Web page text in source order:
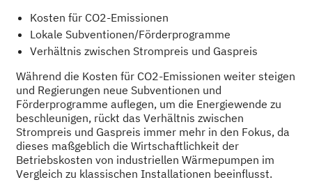
Kosten für CO2-Emissionen
Lokale Subventionen/Förderprogramme
Verhältnis zwischen Strompreis und Gaspreis
Während die Kosten für CO2-Emissionen weiter steigen
und Regierungen neue Subventionen und
Förderprogramme auflegen, um die Energiewende zu
beschleunigen, rückt das Verhältnis zwischen
Strompreis und Gaspreis immer mehr in den Fokus, da
dieses maßgeblich die Wirtschaftlichkeit der
Betriebskosten von industriellen Wärmepumpen im
Vergleich zu klassischen Installationen beeinflusst.